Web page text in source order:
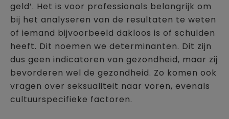
geld’. Het is voor professionals belangrijk om
bij het analyseren van de resultaten te weten
of iemand bijvoorbeeld dakloos is of schulden
heeft. Dit noemen we determinanten. Dit zijn
dus geen indicatoren van gezondheid, maar zij
bevorderen wel de gezondheid. Zo komen ook
vragen over seksualiteit naar voren, evenals
cultuurspecifieke factoren.